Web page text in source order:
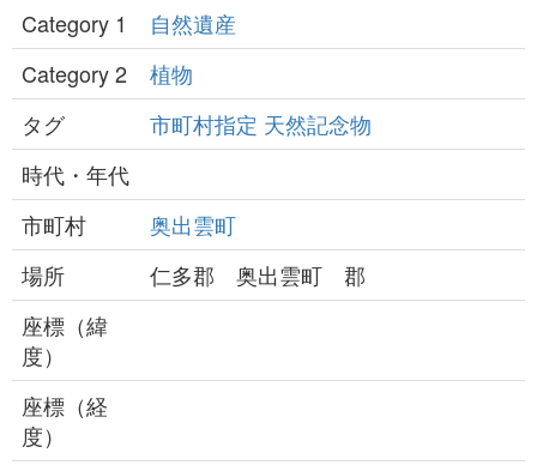
Category 1
自然遺産
Category 2
植物
タグ
市町村指定 天然記念物
時代・年代
市町村
奥出雲町
場所
仁多郡 奥出雲町 郡
座標（緯
度）
座標（経
度）